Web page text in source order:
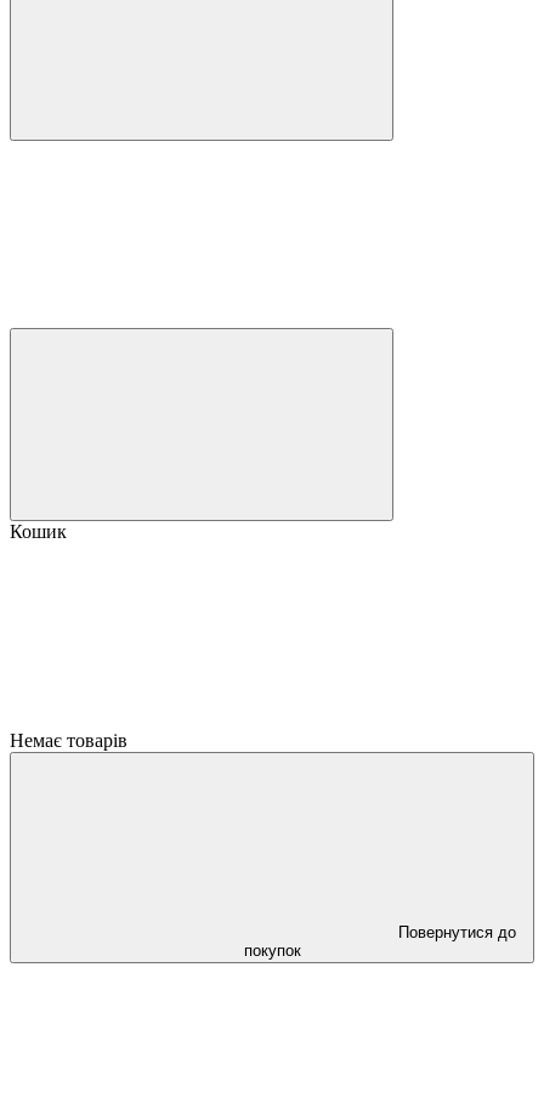
Кошик
Немає товарів
Повернутися до
покупок